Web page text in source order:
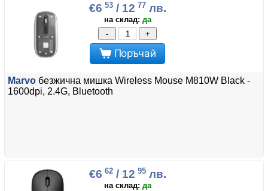
€6 53/ 12 77 лв.
на склад: да
-
+
Поръчай
Marvo безжична мишка Wireless Mouse M810W Black -
1600dpi, 2.4G, Bluetooth
€6 62/ 12 95лв.
на склад: да